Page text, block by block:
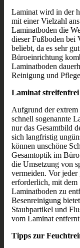
Laminat wird in der
mit einer Vielzahl
Laminatboden die
dieser Fußboden bei
beliebt, da es sehr
Büroeinrichtung
Laminatboden
Reinigung und
Laminat streifenfrei
Aufgrund der
schnell sogenannte
nur das Gesamtbild
sich langfristig
können unschöne
Gesamtoptik im
die Umsetzung von
vermeiden. Vor
erforderlich, mit dem
Laminatboden zu
Besenreinigung
Staubpartikel und
vom Laminat
Tipps zur